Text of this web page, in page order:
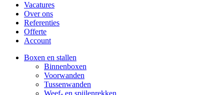
Vacatures
Over ons
Referenties
Offerte
Account
Boxen en stallen
Binnenboxen
Voorwanden
Tussenwanden
Weef- en spijlenrekken